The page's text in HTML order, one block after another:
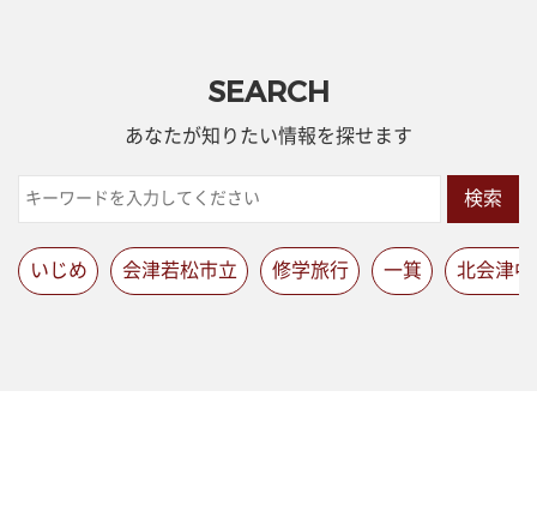
SEARCH
あなたが知りたい情報を探せます
検索
いじめ 会津若松市立 修学旅行 一箕 北会津中